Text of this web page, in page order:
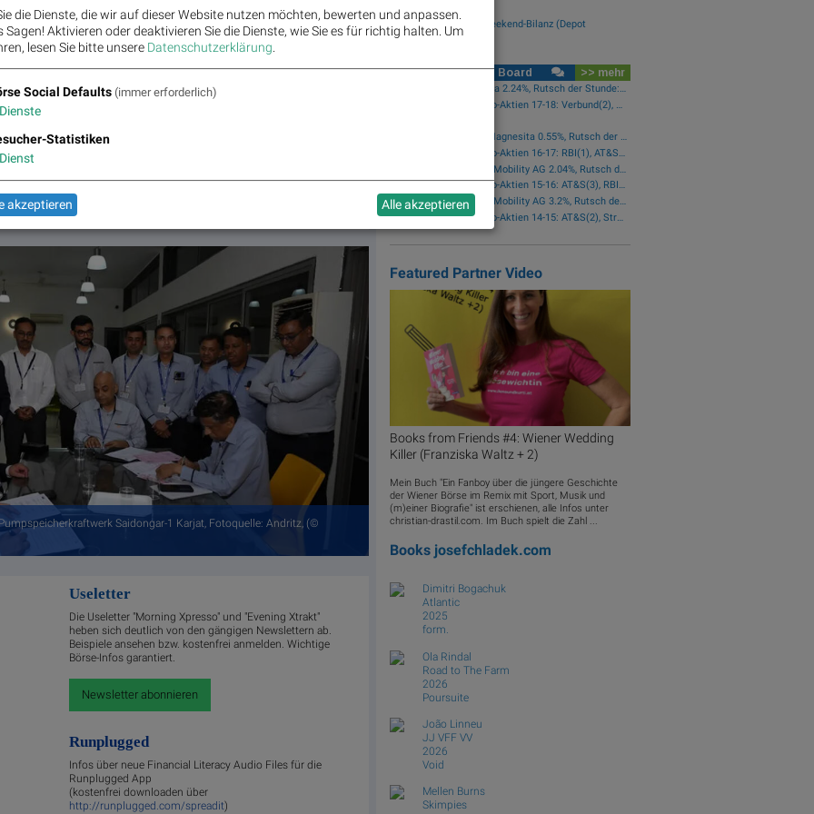
ist führend bei betrieblichen Vorsorgelösungen in Österreich. Sowohl im
als auch bei der Abfertigung NEU ist die VBV Marktführer.
wie die VBV-Pensionsservice-Center, die VBV-Consult, die
und die Betriebliche Altersvorsorge-SoftWare Engineering zur VBV-
aufboerse-social.com/partner
Saidongar-1 Karjat, Fotoquelle: Andritz, (©
Useletter
Die Useletter "Morning Xpresso" und "Evening Xtrakt"
heben sich deutlich von den gängigen Newslettern ab.
Beispiele ansehen bzw. kostenfrei anmelden. Wichtige
Börse-Infos garantiert.
Newsletter abonnieren
Runplugged
Infos über neue Financial Literacy Audio Files für die
Runplugged App
(kostenfrei downloaden über
http://runplugged.com/spreadit)
Österreich-Depots: Weekend-Bilanz (Depot
Kommentar)
Börse Social Club Board >> mehr
Star der Stunde: Agrana 2.24%, Rutsch der Stunde: CA Immo -1.42%
Star der Stunde: RHI Magnesita 0.55%, Rutsch der Stunde: AT&S -2.29%
wikifolio-Trades Austro-Aktien 16-17: RBI(1), AT&S(1), Wienerberger(1), Österreichische Post(1)
wikifolio-Trades Austro-Aktien 15-16: AT&S(3), RBI(2), Wienerberger(1), voestalpine(1), Kontron(1), Bawag(1)
Star der Stunde: Bajaj Mobility AG 3.2%, Rutsch der Stunde: Polytec Group -1.01%
wikifolio-Trades Austro-Aktien 14-15: AT&S(2), Strabag(1)
Featured Partner Video
Books from Friends #4: Wiener Wedding
Killer (Franziska Waltz + 2)
Mein Buch "Ein Fanboy über die jüngere Geschichte
der Wiener Börse im Remix mit Sport, Musik und
(m)einer Biografie" ist erschienen, alle Infos unter
christian-drastil.com. Im Buch spielt die Zahl ...
Books josefchladek.com
Dimitri Bogachuk
Atlantic
2025
form.
Ola Rindal
Road to The Farm
2026
Poursuite
João Linneu
JJ VFF VV
2026
Void
Mellen Burns
Skimpies
die Dienste, die wir auf dieser Website nutzen möchten, bewerten und anpassen.
Sagen! Aktivieren oder deaktivieren Sie die Dienste, wie Sie es für richtig halten. Um
lesen Sie bitte unsere Datenschutzerklärung
Social Defaults (immer erforderlich)
Dienste
Statistiken
Dienst
akzeptieren Alle akzeptieren